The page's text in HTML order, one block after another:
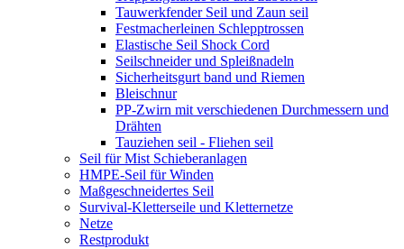
Tauwerkfender Seil und Zaun seil
Festmacherleinen Schlepptrossen
Elastische Seil Shock Cord
Seilschneider und Spleißnadeln
Sicherheitsgurt band und Riemen
Bleischnur
PP-Zwirn mit verschiedenen Durchmessern und
Drähten
Tauziehen seil - Fliehen seil
Seil für Mist Schieberanlagen
HMPE-Seil für Winden
Maßgeschneidertes Seil
Survival-Kletterseile und Kletternetze
Netze
Restprodukt